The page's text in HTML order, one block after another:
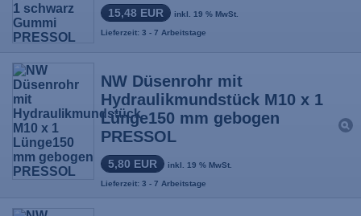
15,48 EUR inkl. 19 % MwSt.
Lieferzeit: 3 - 7 Arbeitstage
NW Düsenrohr mit
Hydraulikmundstück M10 x 1
Lünge150 mm gebogen
PRESSOL
5,80 EUR inkl. 19 % MwSt.
Lieferzeit: 3 - 7 Arbeitstage